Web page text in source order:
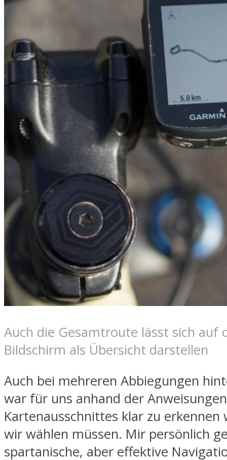
Auch die Gesamtroute lässt sich auf
Bildschirm als Übersicht darstellen
Auch bei mehreren Abbiegungen
war für uns anhand der
Kartenausschnittes klar zu erkennen
wir wählen müssen. Mir persönlich
spartanische, aber effektive